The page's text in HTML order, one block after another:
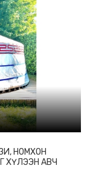
НОМХОН
ХҮЛЭЭН АВЧ